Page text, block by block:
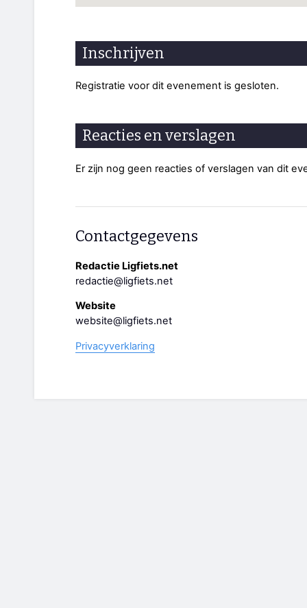
Inschrijven
Registratie voor dit evenement is gesloten.
Reacties en verslagen
Er zijn nog geen reacties of verslagen van dit
Contactgegevens
Redactie Ligfiets.net
redactie@ligfiets.net
Website
website@ligfiets.net
Privacyverklaring